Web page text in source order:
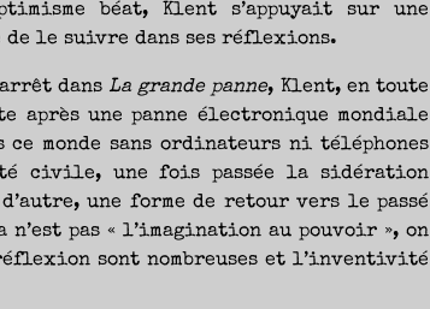
béat, Klent s’appuyait sur une
le suivre dans ses réflexions.
dans La grande panne, Klent, en toute
une panne électronique mondiale
ce monde sans ordinateurs ni téléphones
civile, une fois passée la sidération
une forme de retour vers le passé
pas « l’imagination au pouvoir », on
sont nombreuses et l’inventivité